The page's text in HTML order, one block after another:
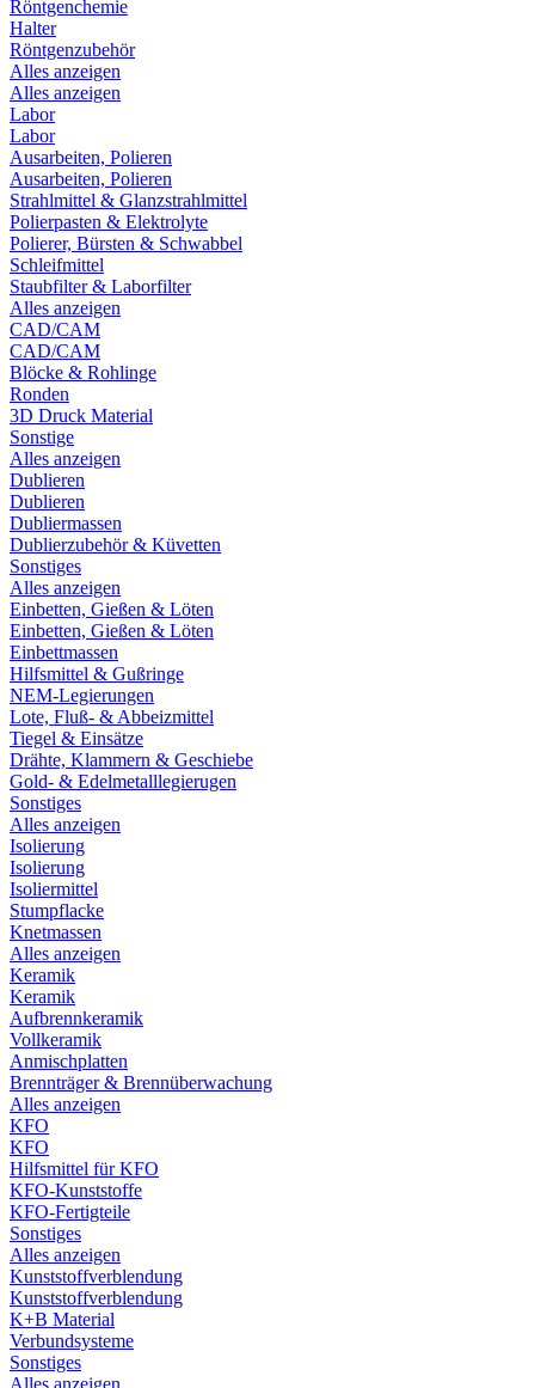
Röntgenchemie
Halter
Röntgenzubehör
Alles anzeigen
Alles anzeigen
Labor
Labor
Ausarbeiten, Polieren
Ausarbeiten, Polieren
Strahlmittel & Glanzstrahlmittel
Polierpasten & Elektrolyte
Polierer, Bürsten & Schwabbel
Schleifmittel
Staubfilter & Laborfilter
Alles anzeigen
CAD/CAM
CAD/CAM
Blöcke & Rohlinge
Ronden
3D Druck Material
Sonstige
Alles anzeigen
Dublieren
Dublieren
Dubliermassen
Dublierzubehör & Küvetten
Sonstiges
Alles anzeigen
Einbetten, Gießen & Löten
Einbetten, Gießen & Löten
Einbettmassen
Hilfsmittel & Gußringe
NEM-Legierungen
Lote, Fluß- & Abbeizmittel
Tiegel & Einsätze
Drähte, Klammern & Geschiebe
Gold- & Edelmetalllegierugen
Sonstiges
Alles anzeigen
Isolierung
Isolierung
Isoliermittel
Stumpflacke
Knetmassen
Alles anzeigen
Keramik
Keramik
Aufbrennkeramik
Vollkeramik
Anmischplatten
Brennträger & Brennüberwachung
Alles anzeigen
KFO
KFO
Hilfsmittel für KFO
KFO-Kunststoffe
KFO-Fertigteile
Sonstiges
Alles anzeigen
Kunststoffverblendung
Kunststoffverblendung
K+B Material
Verbundsysteme
Sonstiges
Alles anzeigen